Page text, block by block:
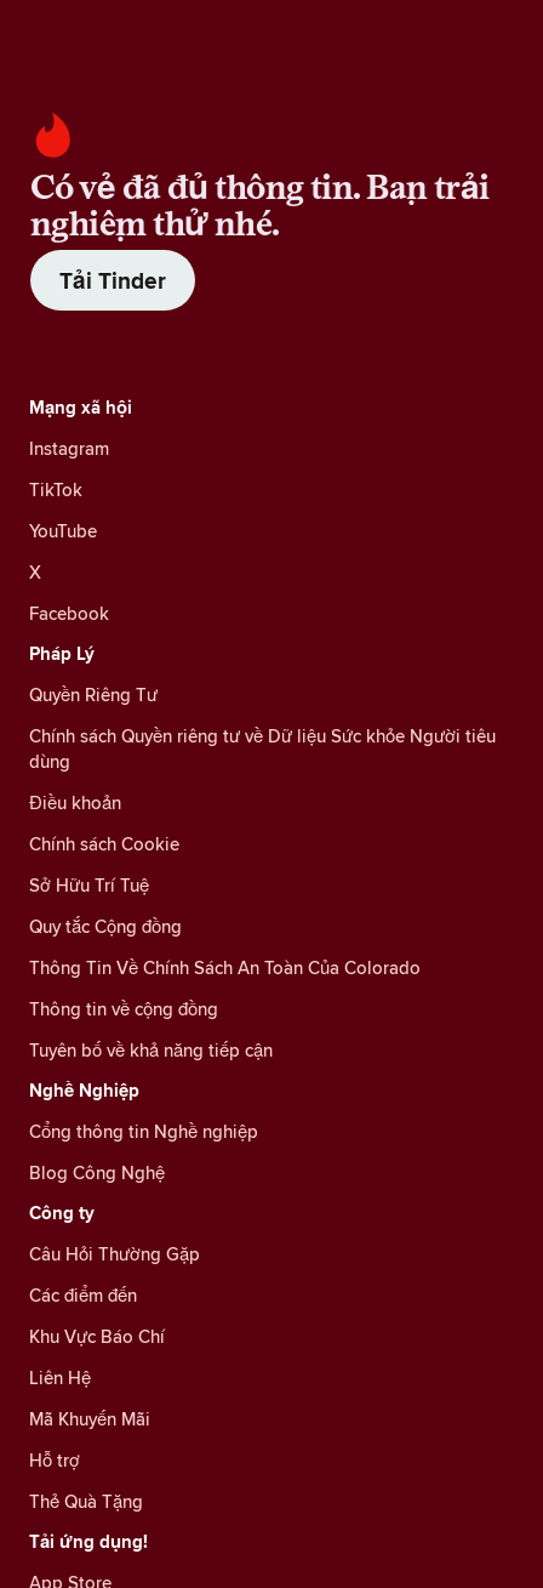
Có vẻ đã đủ thông tin. Bạn trải
nghiệm thử nhé.
Tải Tinder
Mạng xã hội
Instagram
TikTok
YouTube
X
Facebook
Pháp Lý
Quyền Riêng Tư
Chính sách Quyền riêng tư về Dữ liệu Sức khỏe Người tiêu
dùng
Điều khoản
Chính sách Cookie
Sở Hữu Trí Tuệ
Quy tắc Cộng đồng
Thông Tin Về Chính Sách An Toàn Của Colorado
Thông tin về cộng đồng
Tuyên bố về khả năng tiếp cận
Nghề Nghiệp
Cổng thông tin Nghề nghiệp
Blog Công Nghệ
Công ty
Câu Hỏi Thường Gặp
Các điểm đến
Khu Vực Báo Chí
Liên Hệ
Mã Khuyến Mãi
Hỗ trợ
Thẻ Quà Tặng
Tải ứng dụng!
App Store